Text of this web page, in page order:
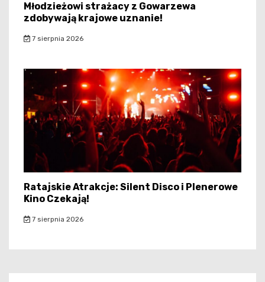
Młodzieżowi strażacy z Gowarzewa
zdobywają krajowe uznanie!
7 sierpnia 2026
Ratajskie Atrakcje: Silent Disco i Plenerowe
Kino Czekają!
7 sierpnia 2026